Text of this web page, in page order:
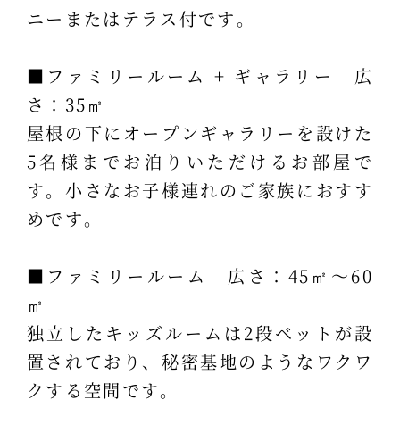
ニーまたはテラス付です。
■ファミリールーム + ギャラリー 広
さ：35㎡
屋根の下にオープンギャラリーを設けた
5名様までお泊りいただけるお部屋で
す。小さなお子様連れのご家族におすす
めです。
■ファミリールーム 広さ：45㎡～60
㎡
独立したキッズルームは2段ベットが設
置されており、秘密基地のようなワクワ
クする空間です。